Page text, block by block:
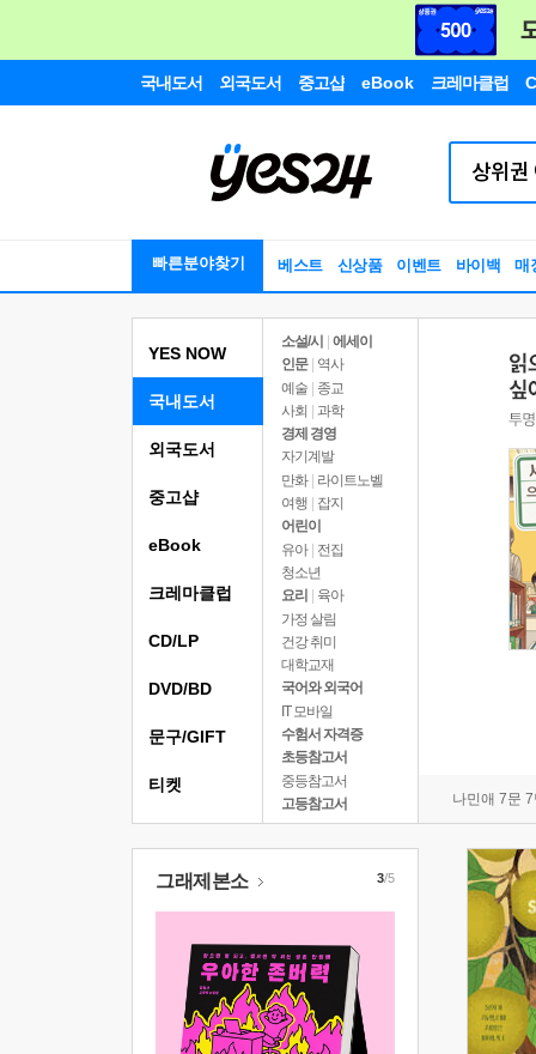
국내도서 외국도서 중고샵 eBook 크레마클럽
빠른분야찾기 베스트 신상품 이벤트 바이백 매
YES NOW
국내도서
소설/시
에세이
인문
역사
예술 | 종교
사회 | 과학
경제 경영
자기계발
만화 | 라이트노벨
여행
잡지
어린이
유아 | 전집
청소년
요리
육아
가정 살림
건강 취미
대학교재
국어와 외국어
IT 모바일
수험서 자격증
초등참고서
중등참고서
고등참고서
나민애 7문
외국도서
중고샵
eBook
크레마클럽
CD/LP
DVD/BD
문구/GIFT
티켓
그래제본소 3/5